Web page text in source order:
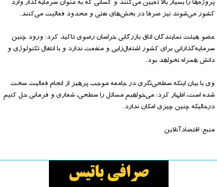
کشور می‌شوند نیز صرفا در بخش‌های نفتی و محدود فعالیت می‌کنند.
عضو هیئت نمایندگان اتاق بازرگانی خراسان رضوی تاکید کرد: ورود چنین
سرمایه‌گذارانی برای کشور اشتغال‌زایی و منفعت ندارد و با انتقال تکنولوژی و
دانش همراه نخواهد بود.
وی با بیان اینکه سطحی‌نگری در جامعه موجب پرهیز از انجام فعالیت سخت
شده است، اظهار کرد: می‌خواهیم مسائل را سطحی، شعاری و فرمانی حل کنیم
درحالیکه چنین چیزی امکان ندارد.
منبع: اقتصادآنلاین